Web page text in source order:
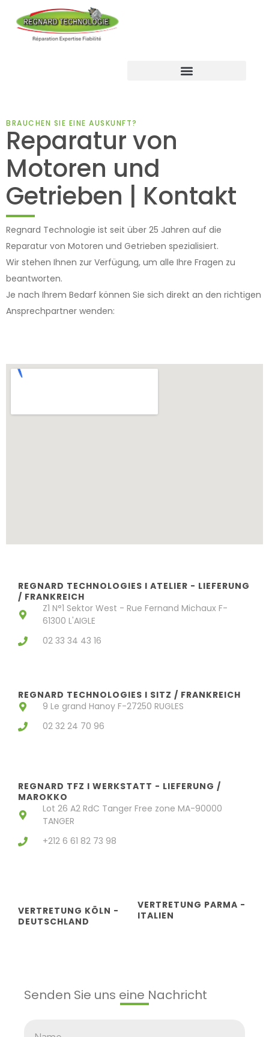
BRAUCHEN SIE EINE AUSKUNFT?
Reparatur von
Motoren und
Getrieben | Kontakt
Regnard Technologie ist seit über 25 Jahren auf die
Reparatur von Motoren und Getrieben spezialisiert.
Wir stehen Ihnen zur Verfügung, um alle Ihre Fragen zu
beantworten.
Je nach Ihrem Bedarf können Sie sich direkt an den richtigen
Ansprechpartner wenden:
REGNARD TECHNOLOGIES I ATELIER - LIEFERUNG
/ FRANKREICH
Z1 N°1 Sektor West - Rue Fernand Michaux F-
61300 L'AIGLE
02 33 34 43 16
REGNARD TECHNOLOGIES I SITZ / FRANKREICH
9 Le grand Hanoy F-27250 RUGLES
02 32 24 70 96
REGNARD TFZ I WERKSTATT - LIEFERUNG /
MAROKKO
Lot 26 A2 RdC Tanger Free zone MA-90000
TANGER
+212 6 61 82 73 98
VERTRETUNG KÖLN -
DEUTSCHLAND
VERTRETUNG PARMA -
ITALIEN
Senden Sie uns eine Nachricht